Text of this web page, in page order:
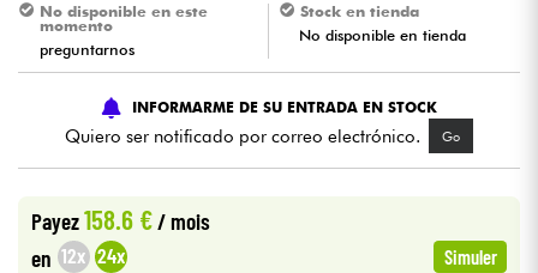
Niños
HiFi
Bundle
No disponible en este
momento
preguntarnos
Stock en tienda
No disponible en tienda
INFORMARME DE SU ENTRADA EN STOCK
Quiero ser notificado por correo electrónico. Go
Payez158.6 € / mois
en 12x 24x Simuler